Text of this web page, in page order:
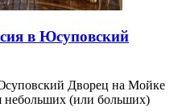
в Юсуповский
Дворец на Мойке
небольших (или больших)